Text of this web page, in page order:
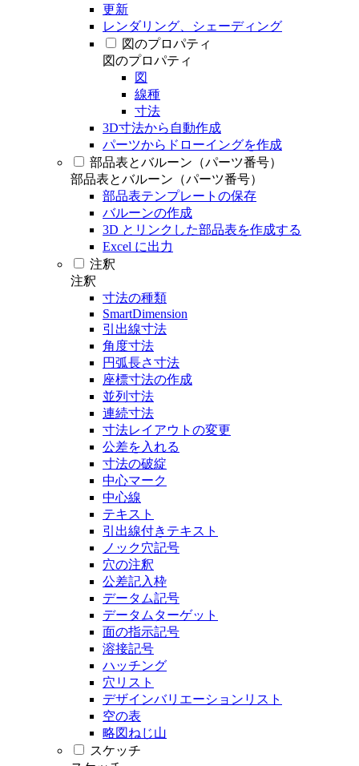
更新
レンダリング、シェーディング
図のプロパティ
図のプロパティ
図
線種
寸法
3D寸法から自動作成
パーツからドローイングを作成
部品表とバルーン（パーツ番号）
部品表とバルーン（パーツ番号）
部品表テンプレートの保存
バルーンの作成
3D とリンクした部品表を作成する
Excel に出力
注釈
注釈
寸法の種類
SmartDimension
引出線寸法
角度寸法
円弧長さ寸法
座標寸法の作成
並列寸法
連続寸法
寸法レイアウトの変更
公差を入れる
寸法の破綻
中心マーク
中心線
テキスト
引出線付きテキスト
ノック穴記号
穴の注釈
公差記入枠
データム記号
データムターゲット
面の指示記号
溶接記号
ハッチング
穴リスト
デザインバリエーションリスト
空の表
略図ねじ山
スケッチ